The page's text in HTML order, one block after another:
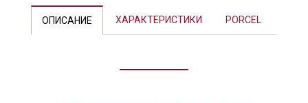
ОПИСАНИЕ ХАРАКТЕРИСТИКИ PORCEL